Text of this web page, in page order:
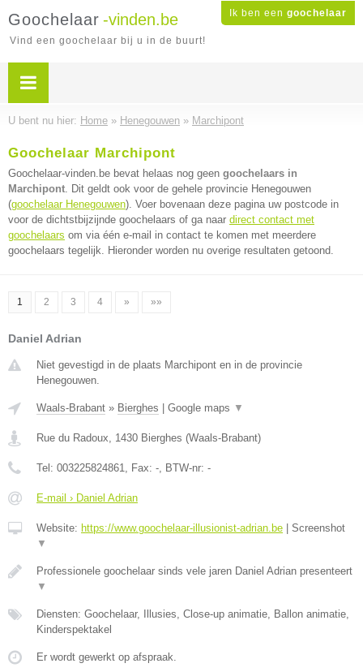
Ik ben een goochelaar
Goochelaar -vinden.be
Vind een goochelaar bij u in de buurt!
U bent nu hier: Home » Henegouwen » Marchipont
Goochelaar Marchipont
Goochelaar-vinden.be bevat helaas nog geen goochelaars in
Marchipont. Dit geldt ook voor de gehele provincie Henegouwen
(goochelaar Henegouwen). Voer bovenaan deze pagina uw postcode in
voor de dichtstbijzijnde goochelaars of ga naar direct contact met
goochelaars om via één e-mail in contact te komen met meerdere
goochelaars tegelijk. Hieronder worden nu overige resultaten getoond.
1 2 3 4 » »»
Daniel Adrian
Niet gevestigd in de plaats Marchipont en in de provincie
Henegouwen.
Waals-Brabant » Bierghes Google maps ▼
Rue du Radoux, 1430 Bierghes (Waals-Brabant)
Tel: 003225824861, Fax: -, BTW-nr: -
E-mail › Daniel Adrian
Website: https://www.goochelaar-illusionist-adrian.be
Screenshot
▼
Professionele goochelaar sinds vele jaren Daniel Adrian presenteert
▼
Diensten: Goochelaar, Illusies, Close-up animatie, Ballon animatie,
Kinderspektakel
Er wordt gewerkt op afspraak.